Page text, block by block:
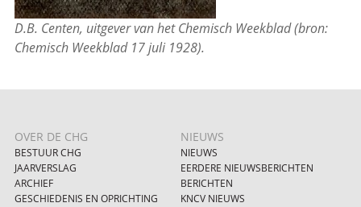
D.B. Centen, uitgever van het Chemisch Weekblad (bron:
Chemisch Weekblad 17 juli 1928).
OVER DE CHG
BESTUUR CHG
JAARVERSLAG
ARCHIEF
GESCHIEDENIS EN OPRICHTING
NIEUWS
NIEUWS
EERDERE NIEUWSBERICHTEN
BERICHTEN
KNCV NIEUWS